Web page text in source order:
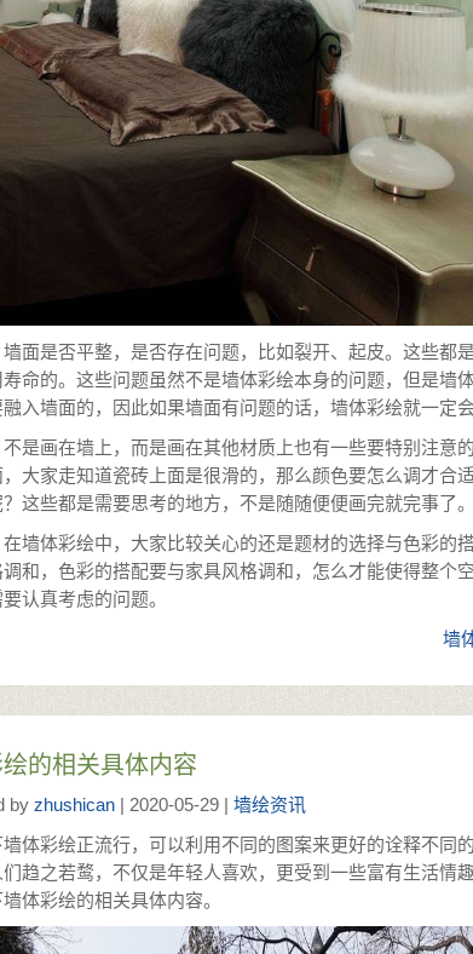
面是否平整，是否存在问题，比如裂开、起皮。这些都
命的。这些问题虽然不是墙体彩绘本身的问题，但是墙
入墙面的，因此如果墙面有问题的话，墙体彩绘就一定
不是画在墙上，而是画在其他材质上也有一些要特别注意
，大家走知道瓷砖上面是很滑的，那么颜色要怎么调才合
这些都是需要思考的地方，不是随随便便画完就完事了。
在墙体彩绘中，大家比较关心的还是题材的选择与色彩的
和，色彩的搭配要与家具风格调和，怎么才能使得整个
认真考虑的问题。
墙
的相关具体内容
by zhushican | 2020-05-29 | 墙绘资讯
墙体彩绘正流行，可以利用不同的图案来更好的诠释不同
们趋之若鹜，不仅是年轻人喜欢，更受到一些富有生活情
体彩绘的相关具体内容。